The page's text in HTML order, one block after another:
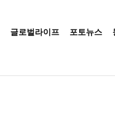
글로벌라이프 포토뉴스